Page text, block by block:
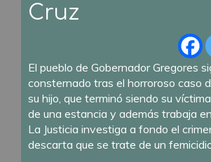
Cruz
El pueblo de Gobernador Gregores
consternado tras el horroroso caso
su hijo, que terminó siendo su
de una estancia y además trabaja
La Justicia investiga a fondo el
descarta que se trate de un